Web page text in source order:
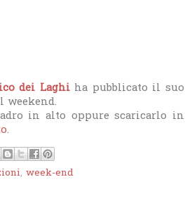
dei Laghiha pubblicato il suo
in alto oppure scaricarlo in
.
, week-end